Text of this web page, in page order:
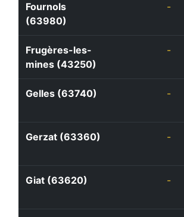
Fournols
(63980)
-
Frugères-les-
mines (43250)
-
Gelles (63740) -
Gerzat (63360) -
Giat (63620) -